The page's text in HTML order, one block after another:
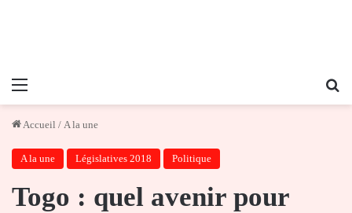
Menu
Accueil / A la une
A la une Législatives 2018 Politique
Togo : quel avenir pour